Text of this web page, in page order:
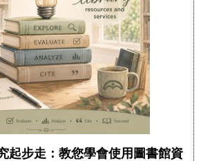
起步走：教您學會使用圖書館資